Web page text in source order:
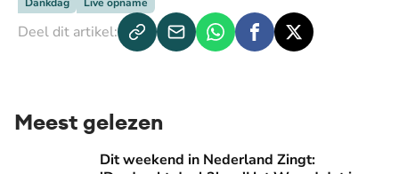
Deel dit artikel:
Meest gelezen
Dit weekend in Nederland Zingt: 'Dordrecht deel 2' en
Dit weekend in Nederland Zingt: